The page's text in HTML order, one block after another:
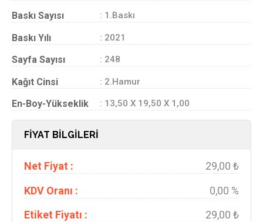
Baskı Sayısı : 1.Baskı
Baskı Yılı : 2021
Sayfa Sayısı : 248
Kağıt Cinsi : 2.Hamur
En-Boy-Yükseklik : 13,50 X 19,50 X 1,00
FİYAT BİLGİLERİ
Net Fiyat :
29,00 ₺
KDV Oranı :
0,00 %
Etiket Fiyatı :
29,00 ₺